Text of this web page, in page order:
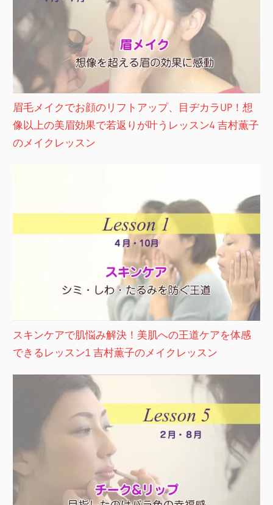
眉毛メイクでお顔のリフトアップ、目ヂカラUP！想
像以上の美眉効果で若返りが叶うレッスン4 吉村薫子
のメイクレッスン
スキンケアで肌悩み解決！美肌への王道ケアを体感
できるレッスン1 吉村薫子のメイクレッスン